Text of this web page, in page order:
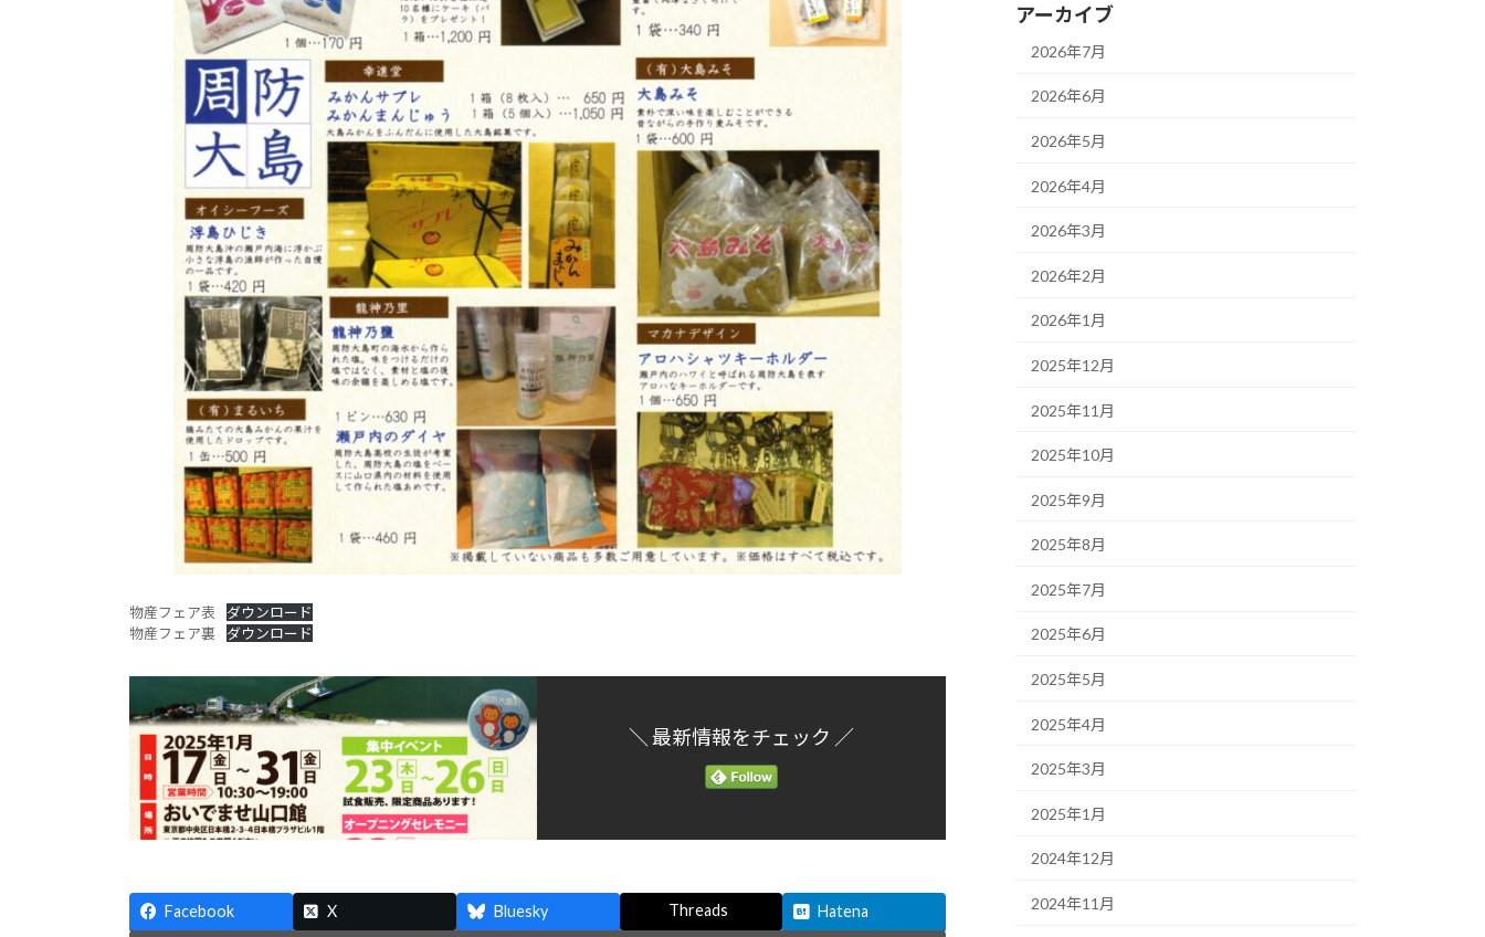
物産フェア表
ダウンロード
物産フェア裏
ダウンロード
＼ 最新情報をチェック ／
Facebook X Bluesky Threads Hatena
アーカイブ
2026年7月
2026年6月
2026年5月
2026年4月
2026年3月
2026年2月
2026年1月
2025年12月
2025年11月
2025年10月
2025年9月
2025年8月
2025年7月
2025年6月
2025年5月
2025年4月
2025年3月
2025年1月
2024年12月
2024年11月